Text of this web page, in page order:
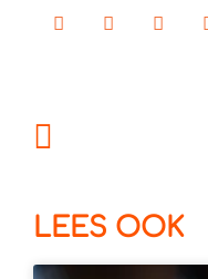
LEES OOK